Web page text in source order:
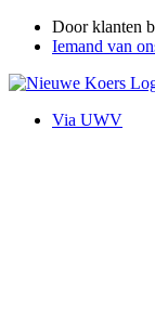
naar
inhoud
Door klanten
Iemand van
Via UWV